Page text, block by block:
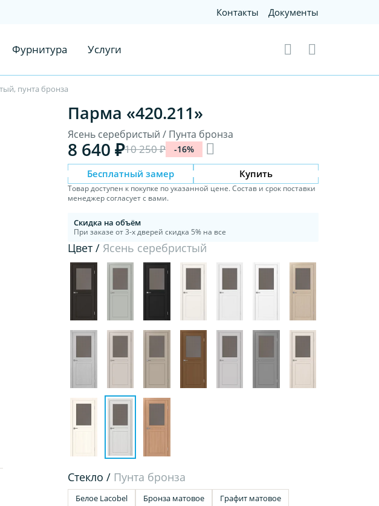
Контакты Документы
Фурнитура Услуги
пунта бронза
Парма «420.211»
Ясень серебристый / Пунта бронза
8 640 ₽10 250 ₽ -16%
Бесплатный замер Купить
Товар доступен к покупке по указанной цене. Состав и срок поставки
менеджер согласует с вами.
Скидка на объём
При заказе от 3-х дверей скидка 5% на все
Цвет / Ясень серебристый
Стекло / Пунта бронза
Белое Lacobel Бронза матовое
Графит матовое